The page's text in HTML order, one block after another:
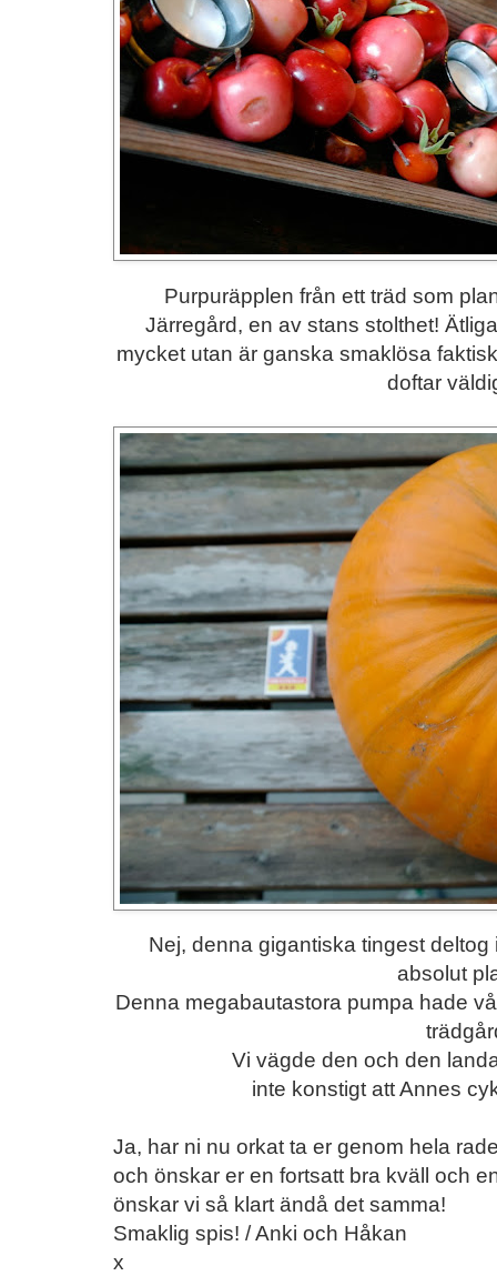
Purpuräpplen från ett träd som
Järregård, en av stans stolthet!
mycket utan är ganska smaklösa
doftar
Nej, denna gigantiska tingest
absolut
Denna megabautastora pumpa hade
Vi vägde den och den
inte konstigt att Annes
Ja, har ni nu orkat ta er genom hela
och önskar er en fortsatt bra kväll och
önskar vi så klart ändå det samma!
Smaklig spis! / Anki och Håkan
x